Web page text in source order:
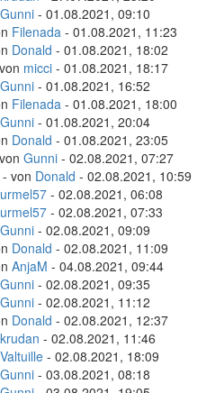
Gunni - 01.08.2021, 09:10
Filenada - 01.08.2021, 11:23
Donald - 01.08.2021, 18:02
micci - 01.08.2021, 18:17
Gunni - 01.08.2021, 16:52
Filenada - 01.08.2021, 18:00
Gunni - 01.08.2021, 20:04
Donald - 01.08.2021, 23:05
Gunni - 02.08.2021, 07:27
- von Donald - 02.08.2021, 10:59
urmel57 - 02.08.2021, 06:08
urmel57 - 02.08.2021, 07:33
Gunni - 02.08.2021, 09:09
Donald - 02.08.2021, 11:09
AnjaM - 04.08.2021, 09:44
Gunni - 02.08.2021, 09:35
Gunni - 02.08.2021, 11:12
Donald - 02.08.2021, 12:37
krudan - 02.08.2021, 11:46
Valtuille - 02.08.2021, 18:09
Gunni - 03.08.2021, 08:18